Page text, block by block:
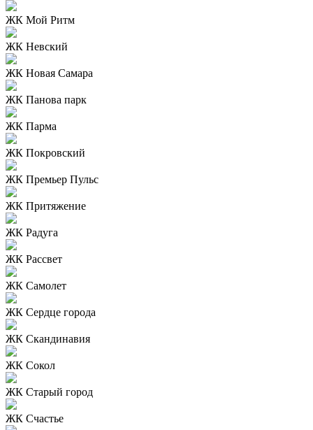
ЖК Мой Ритм
ЖК Невский
ЖК Новая Самара
ЖК Панова парк
ЖК Парма
ЖК Покровский
ЖК Премьер Пульс
ЖК Притяжение
ЖК Радуга
ЖК Рассвет
ЖК Самолет
ЖК Сердце города
ЖК Скандинавия
ЖК Сокол
ЖК Старый город
ЖК Счастье